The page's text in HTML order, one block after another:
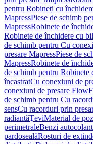
pentru Robineți cu
MapressPiese de schimb
MapressRobinete de
Robinete de închidere cu
de schimb pentru Cu
presare MapressPiese de
MapressRobinete de
de schimb pentru
încastratCu conexiuni de
conexiuni de presare
de schimb pentru Cu
sensCu racorduri prin
radiantăŢeviMaterial de
perimetraleBenzi
pardosealăRosturi de